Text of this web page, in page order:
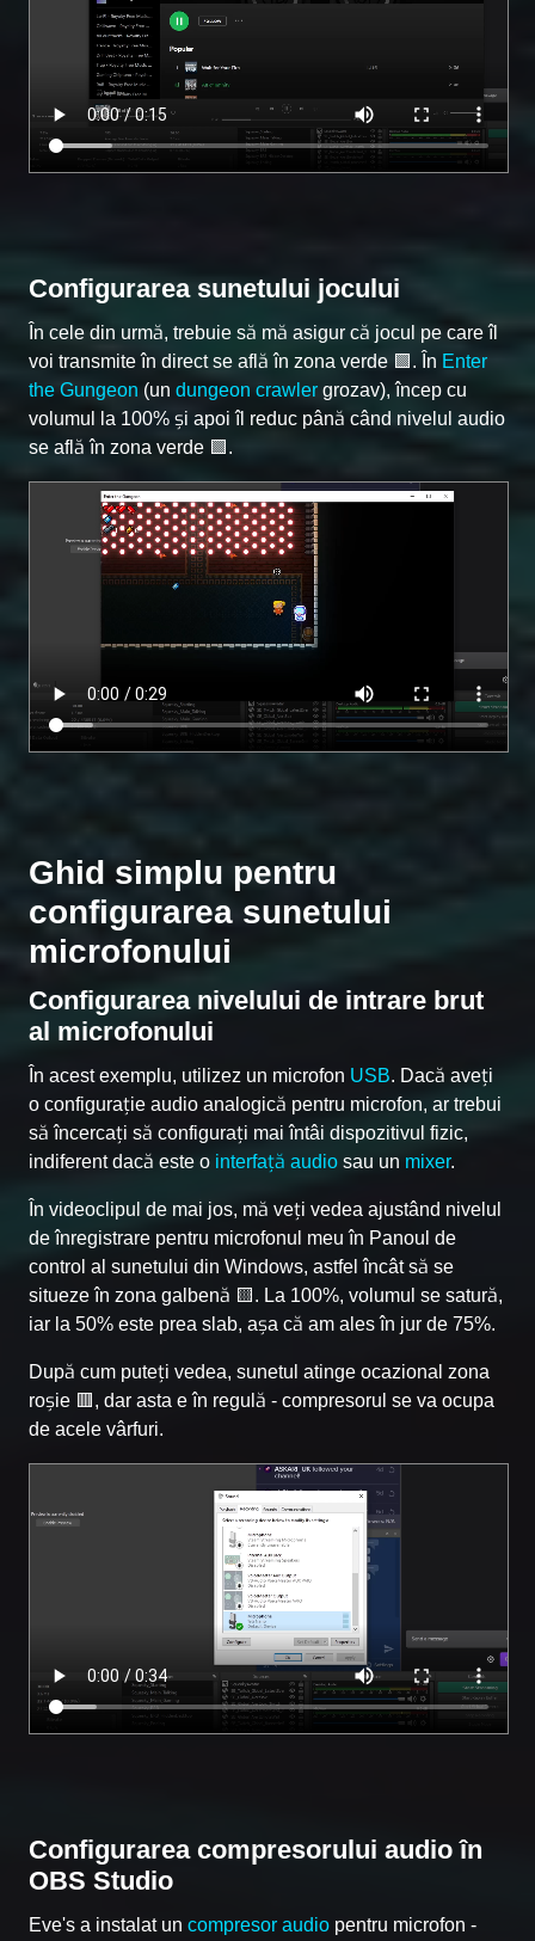
Configurarea sunetului jocului
În cele din urmă, trebuie să mă asigur că jocul pe care îl
voi transmite în direct se află în zona verde 🟩. În Enter
the Gungeon (un dungeon crawler grozav), încep cu
volumul la 100% și apoi îl reduc până când nivelul audio
se află în zona verde 🟩.
Ghid simplu pentru
configurarea sunetului
microfonului
Configurarea nivelului de intrare brut
al microfonului
În acest exemplu, utilizez un microfon USB. Dacă aveți
o configurație audio analogică pentru microfon, ar trebui
să încercați să configurați mai întâi dispozitivul fizic,
indiferent dacă este o interfață audio sau un mixer.
În videoclipul de mai jos, mă veți vedea ajustând nivelul
de înregistrare pentru microfonul meu în Panoul de
control al sunetului din Windows, astfel încât să se
situeze în zona galbenă 🟨. La 100%, volumul se satură,
iar la 50% este prea slab, așa că am ales în jur de 75%.
După cum puteți vedea, sunetul atinge ocazional zona
roșie 🟥, dar asta e în regulă - compresorul se va ocupa
de acele vârfuri.
Configurarea compresorului audio în
OBS Studio
Eve's a instalat un compresor audio pentru microfon -